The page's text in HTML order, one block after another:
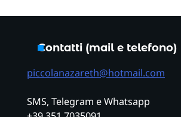
Contatti (mail e telefono)
piccolanazareth@hotmail.com
SMS, Telegram e Whatsapp